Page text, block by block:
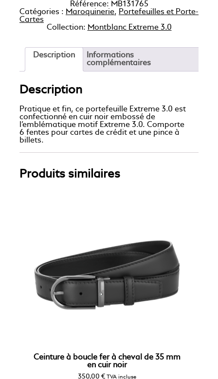
Référence: MB131765
Catégories : Maroquinerie, Portefeuilles et Porte-
Cartes
Collection: Montblanc Extreme 3.0
Description
Informations
complémentaires
Description
Pratique et fin, ce portefeuille Extreme 3.0 est
confectionné en cuir noir embossé de
l’emblématique motif Extreme 3.0. Comporte
6 fentes pour cartes de crédit et une pince à
billets.
Produits similaires
Ceinture à boucle fer à cheval de 35 mm
en cuir noir
350,00 € TVA incluse